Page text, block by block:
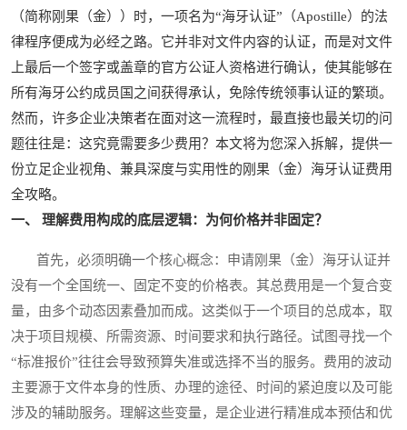
（简称刚果（金））时，一项名为“海牙认证”（Apostille）的法
律程序便成为必经之路。它并非对文件内容的认证，而是对文件
上最后一个签字或盖章的官方公证人资格进行确认，使其能够在
所有海牙公约成员国之间获得承认，免除传统领事认证的繁琐。
然而，许多企业决策者在面对这一流程时，最直接也最关切的问
题往往是：这究竟需要多少费用？本文将为您深入拆解，提供一
份立足企业视角、兼具深度与实用性的刚果（金）海牙认证费用
全攻略。
一、 理解费用构成的底层逻辑：为何价格并非固定？
首先，必须明确一个核心概念：申请刚果（金）海牙认证并
没有一个全国统一、固定不变的价格表。其总费用是一个复合变
量，由多个动态因素叠加而成。这类似于一个项目的总成本，取
决于项目规模、所需资源、时间要求和执行路径。试图寻找一个
“标准报价”往往会导致预算失准或选择不当的服务。费用的波动
主要源于文件本身的性质、办理的途径、时间的紧迫度以及可能
涉及的辅助服务。理解这些变量，是企业进行精准成本预估和优